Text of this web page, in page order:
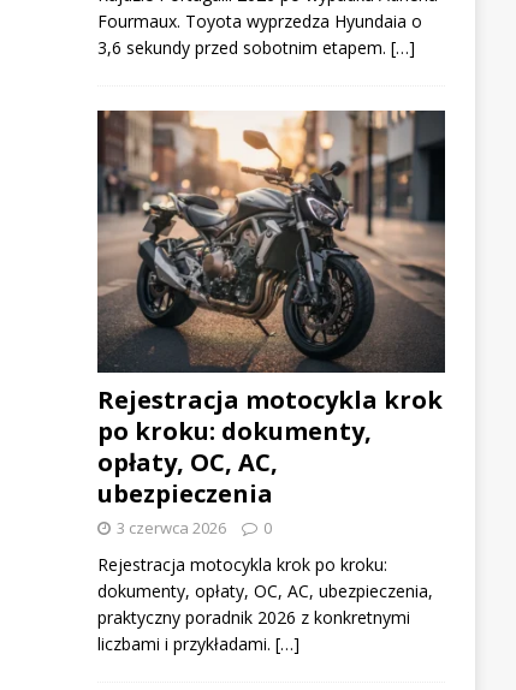
Fourmaux. Toyota wyprzedza Hyundaia o
3,6 sekundy przed sobotnim etapem. […]
Rejestracja motocykla krok
po kroku: dokumenty,
opłaty, OC, AC,
ubezpieczenia
3 czerwca 2026 0
Rejestracja motocykla krok po kroku:
dokumenty, opłaty, OC, AC, ubezpieczenia,
praktyczny poradnik 2026 z konkretnymi
liczbami i przykładami. […]